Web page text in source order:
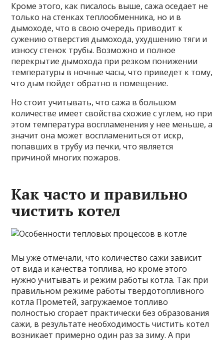
Кроме этого, как писалось выше, сажа оседает не
только на стенках теплообменника, но и в
дымоходе, что в свою очередь приводит к
сужению отверстия дымохода, ухудшению тяги и
износу стенок трубы. Возможно и полное
перекрытие дымохода при резком понижении
температуры в ночные часы, что приведет к тому,
что дым пойдет обратно в помещение.
Но стоит учитывать, что сажа в большом
количестве имеет свойства схожие с углем, но при
этом температура воспламенения у нее меньше, а
значит она может воспламениться от искр,
попавших в трубу из печки, что является
причиной многих пожаров.
Как часто и правильно
чистить котел
Мы уже отмечали, что количество сажи зависит
от вида и качества топлива, но кроме этого
нужно учитывать и режим работы котла. Так при
правильном режиме работы твердотопливного
котла Прометей, загружаемое топливо
полностью сгорает практически без образования
сажи, в результате необходимость чистить котел
возникает примерно один раз за зиму. А при